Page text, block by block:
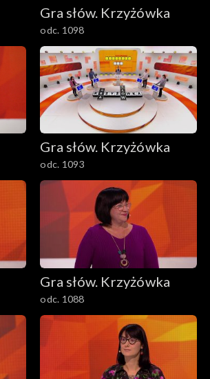
Gra słów. Krzyżówka
odc. 1098
Gra słów. Krzyżówka
odc. 1093
Gra słów. Krzyżówka
odc. 1088